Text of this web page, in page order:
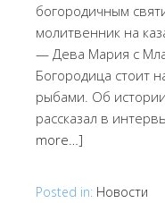
богородичным
молитвенник на
— Дева Мария с
Богородица стоит
рыбами. Об
рассказал в
more…]
Posted in: Новости